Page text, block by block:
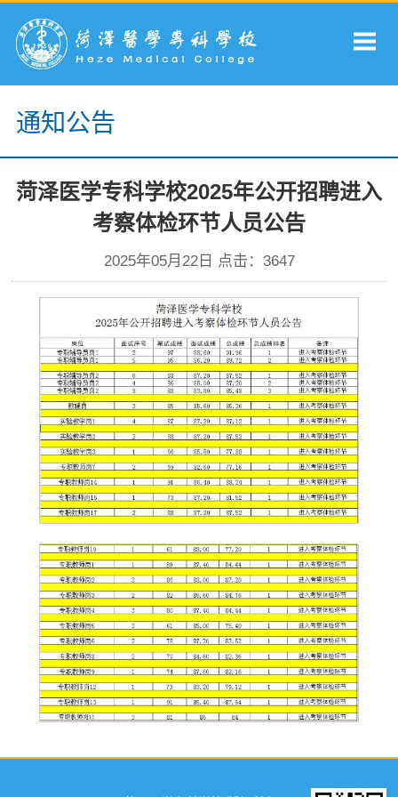
通知公告
菏泽医学专科学校2025年公开招聘进入
考察体检环节人员公告
2025年05月22日 点击： 3647